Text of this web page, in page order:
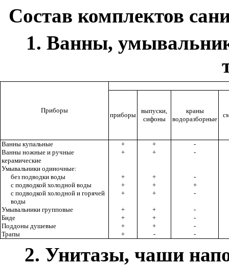
Состав комплектов
1. Ванны,
Приборы
приборы
выпуски,
сифоны
краны
водоразборные
Ванны купальные + +
-
Ванны ножные и ручные
керамические
+ + -
Умывальники одиночные:
без подводки воды
+ +
-
с подводкой холодной воды
+ +
+
с подводкой холодной и горячей
воды
+ + -
Умывальники групповые + +
-
Биде
+ +
-
Поддоны душевые
+ +
-
Трапы
+ - -
2. Унитазы, чаши